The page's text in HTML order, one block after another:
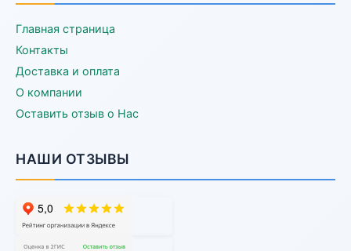
Главная страница
Контакты
Доставка и оплата
О компании
Оставить отзыв о Нас
НАШИ ОТЗЫВЫ